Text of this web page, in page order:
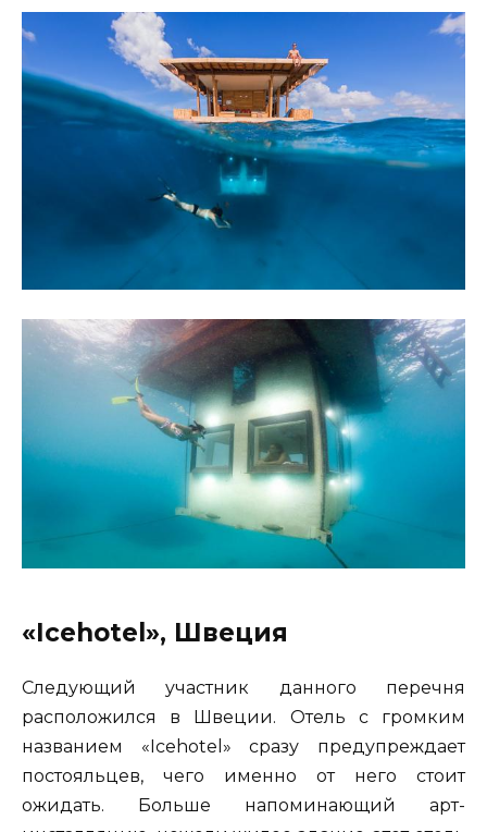
«Icehotel», Швеция
Следующий участник данного перечня
расположился в Швеции. Отель с громким
названием «Icehotel» сразу предупреждает
постояльцев, чего именно от него стоит
ожидать. Больше напоминающий арт-